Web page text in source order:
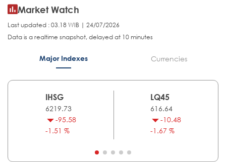
Market Watch
Last updated : 03.18 WIB | 24/07/2026
Data is a realtime snapshot, delayed at 10 minutes
Major Indexes Currencies
IHSG
6219.73
-95.58
-1.51 %
LQ45
616.64
-10.48
-1.67 %